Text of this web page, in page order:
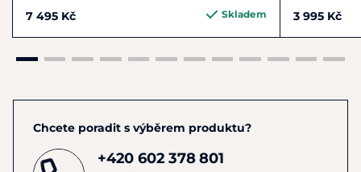
7 495 Kč Skladem 3 995 Kč
Chcete poradit s výběrem produktu?
+420 602 378 801